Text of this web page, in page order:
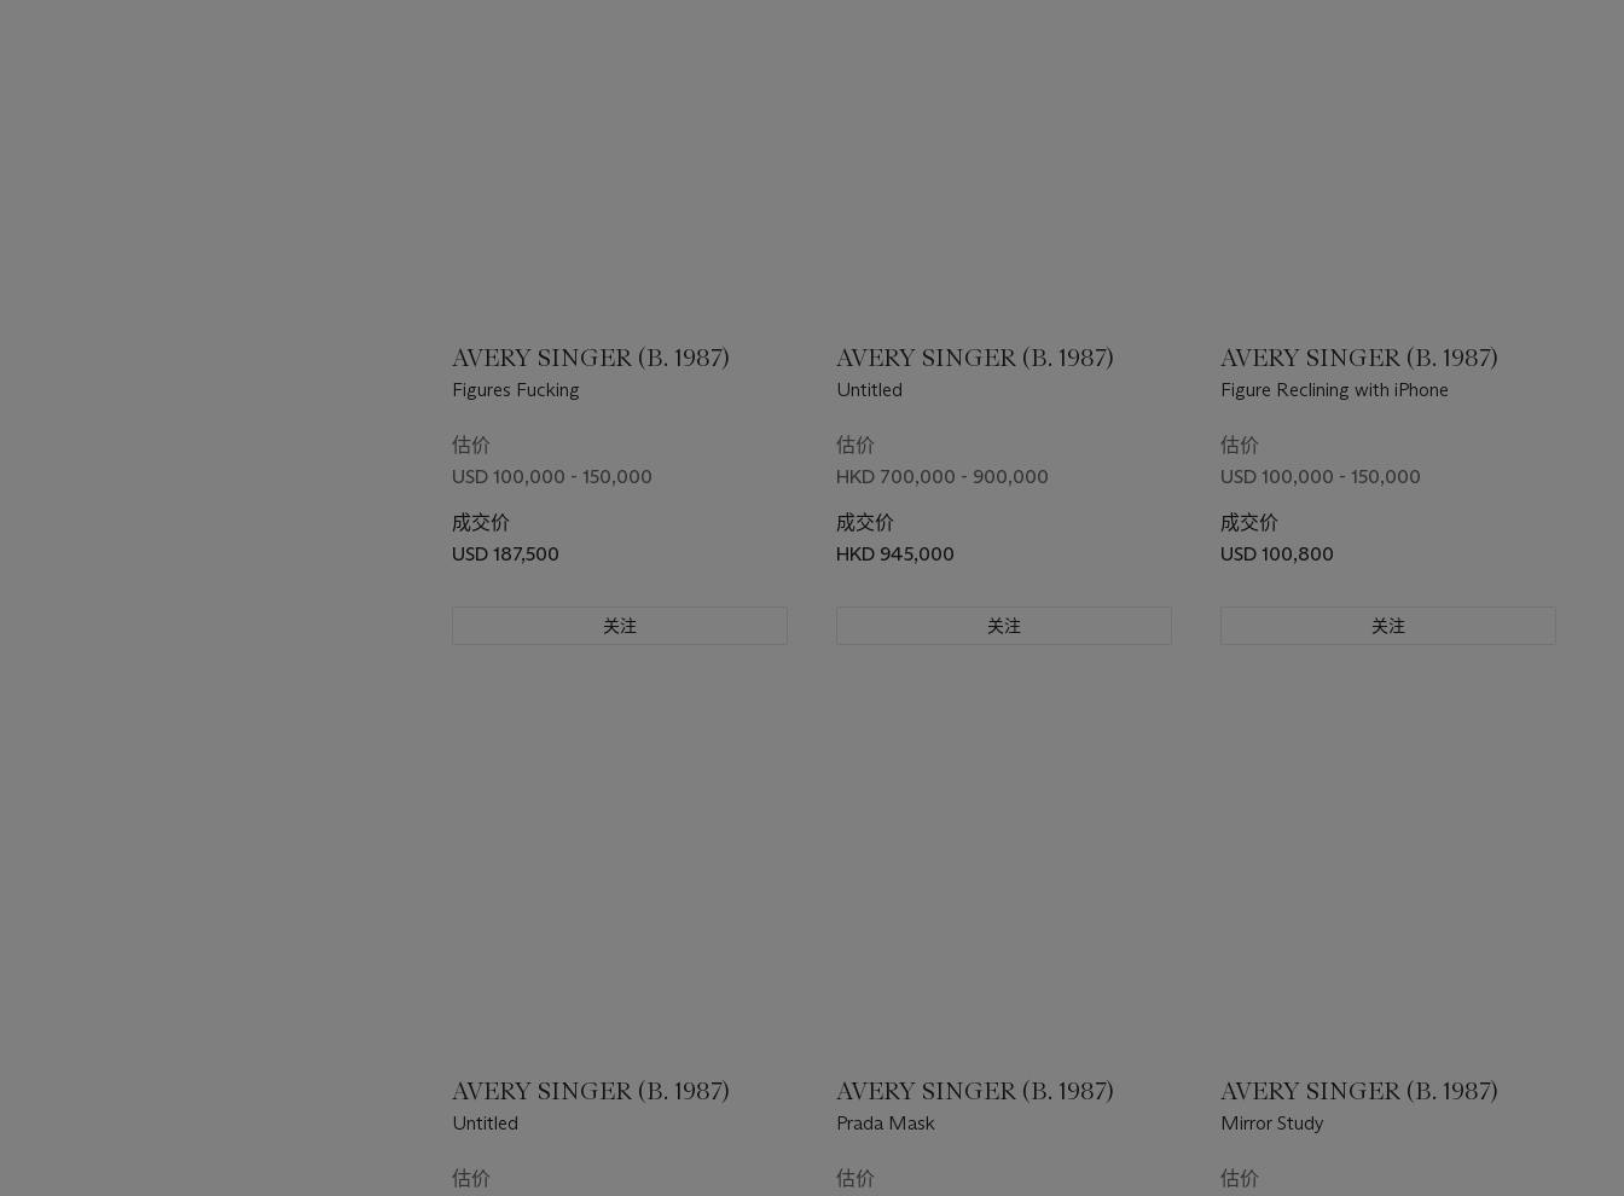
AVERY SINGER (B. 1987)
Figures Fucking
估价
USD 100,000 - 150,000
成交价
USD 187,500
关注
AVERY SINGER (B. 1987)
Untitled
估价
HKD 700,000 - 900,000
成交价
HKD 945,000
关注
AVERY SINGER (B. 1987)
Figure Reclining with iPhone
估价
USD 100,000 - 150,000
成交价
USD 100,800
关注
AVERY SINGER (B. 1987)
Untitled
估价
AVERY SINGER (B. 1987)
Prada Mask
估价
AVERY SINGER (B. 1987)
Mirror Study
估价